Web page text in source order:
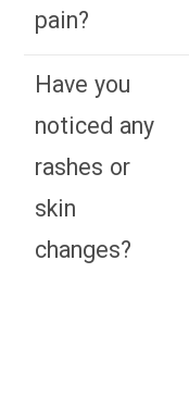
pain?
Have you
noticed any
rashes or
skin
changes?